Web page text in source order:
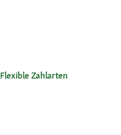
Flexible Zahlarten